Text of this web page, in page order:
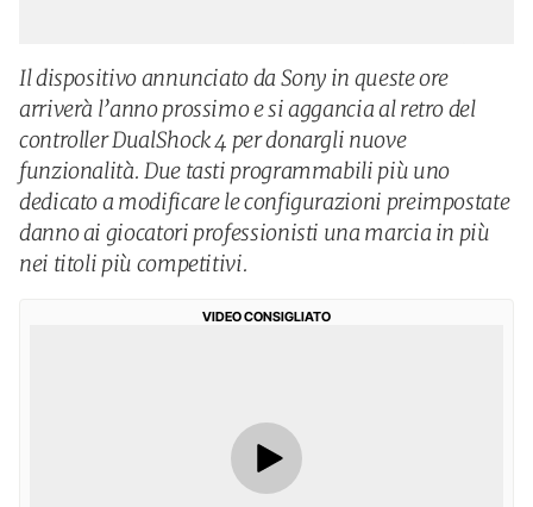
Il dispositivo annunciato da Sony in queste ore
arriverà l’anno prossimo e si aggancia al retro del
controller DualShock 4 per donargli nuove
funzionalità. Due tasti programmabili più uno
dedicato a modificare le configurazioni preimpostate
danno ai giocatori professionisti una marcia in più
nei titoli più competitivi.
VIDEO CONSIGLIATO